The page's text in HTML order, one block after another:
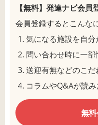
【無料】発達ナビ会員
会員登録するとこんな
気になる施設を自
問い合わせ時に一
送迎有無などのこ
コラムやQ&Aが読
無